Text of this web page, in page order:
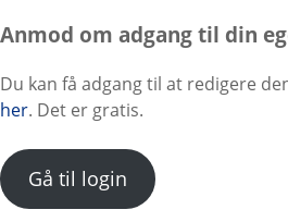
Anmod om adgang til din
Du kan få adgang til at redigere
her. Det er gratis.
Gå til login